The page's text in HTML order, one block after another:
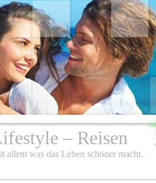
– Reisen
allem was das Leben schöner macht.